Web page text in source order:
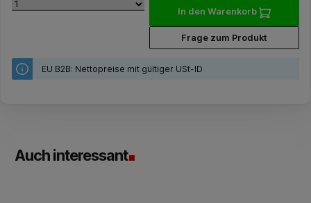
In den Warenkorb
Frage zum Produkt
EU B2B: Nettopreise mit gültiger USt-ID
Auch interessant